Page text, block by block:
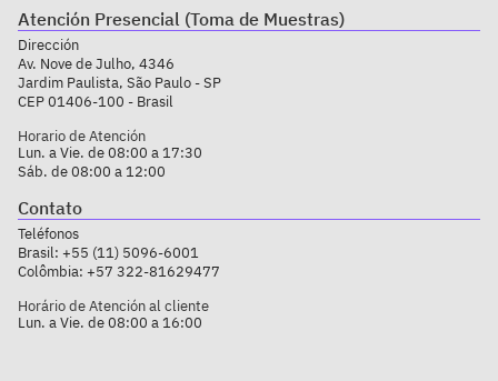
Atención Presencial (Toma de Muestras)
Dirección
Av. Nove de Julho, 4346
Jardim Paulista, São Paulo - SP
CEP 01406-100 - Brasil
Horario de Atención
Lun. a Vie. de 08:00 a 17:30
Sáb. de 08:00 a 12:00
Horário de Atención al cliente
Lun. a Vie. de 08:00 a 16:00
Contato
Teléfonos
Brasil: +55 (11) 5096-6001
Colômbia: +57 322-81629477